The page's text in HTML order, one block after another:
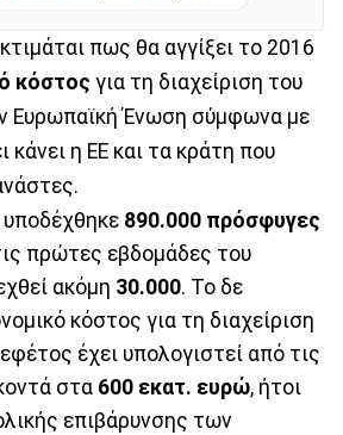
πως θα αγγίξει το 2016
κόστος για τη διαχείριση του
Ευρωπαϊκή Ένωση σύμφωνα με
κάνει η ΕΕ και τα κράτη που
890.000 πρόσφυγες
πρώτες εβδομάδες του
ακόμη 30.000. Το δε
κόστος για τη διαχείριση
έχει υπολογιστεί από τις
στα 600 εκατ. ευρώ, ήτοι
επιβάρυνσης των